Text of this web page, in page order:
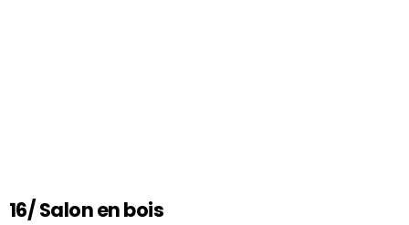
16/ Salon en bois